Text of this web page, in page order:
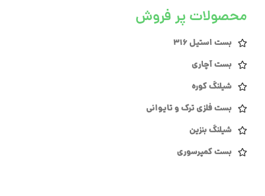
محصولات پر فروش
بست استیل 316
بست آچاری
شیلنگ کوره
بست فلزی ترک و تایوانی
شیلنگ بنزین
بست کمپرسوری